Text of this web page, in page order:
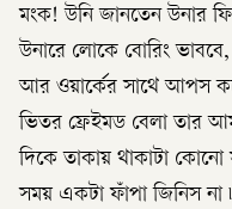
মংক! উনি জানতেন উনার
উনারে লোকে বোরিং
আর ওয়ার্কের সাথে আপস
ভিতর ফ্রেইমড বেলা তার
দিকে তাকায় থাকাটা কোনো
সময় একটা ফাঁপা জিনিস